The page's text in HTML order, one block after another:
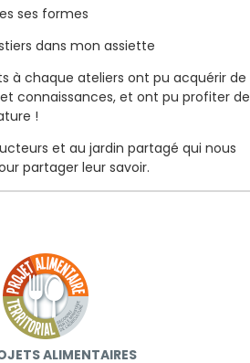
ses formes
dans mon assiette
à chaque ateliers ont pu acquérir de
connaissances, et ont pu profiter de
!
et au jardin partagé qui nous
partager leur savoir.
ALIMENTAIRES